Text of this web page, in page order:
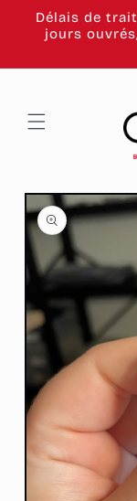
passer
Délais de
jours
Passer aux
informations
produits